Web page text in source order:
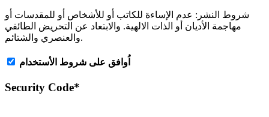
شروط النشر: عدم الإساءة للكاتب أو للأشخاص أو للمقدسات أو
مهاجمة الأديان أو الذات الالهية. والابتعاد عن التحريض الطائفي
والعنصري والشتائم.
اُوافق على شروط الأستخدام
Security Code*